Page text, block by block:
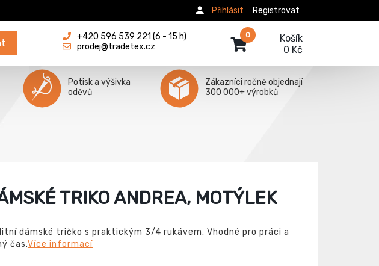
Registrovat
Přihlásit
+420 596 539 221 (6 - 15 h)
prodej@tradetex.cz
Košík
0 Kč
0
Potisk a výšivka
oděvů
Zákazníci ročně objednají
300 000+ výrobků
TRIKO ANDREA, MOTÝLEK
dámské tričko s praktickým 3/4 rukávem. Vhodné pro práci a
čas.Více informací